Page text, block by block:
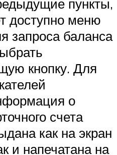
пункты,
доступно меню
запроса баланса
кнопку. Для
о
счета
как на экран
и напечатана на